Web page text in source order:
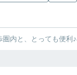
内と、とっても便利